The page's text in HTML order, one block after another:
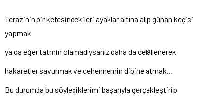
Terazinin bir kefesindekileri ayaklar altına alıp günah keçisi
yapmak
ya da eğer tatmin olamadıysanız daha da celâllenerek
hakaretler savurmak ve cehennemin dibine atmak…
Bu durumda bu söylediklerimi başarıyla gerçekleştirip